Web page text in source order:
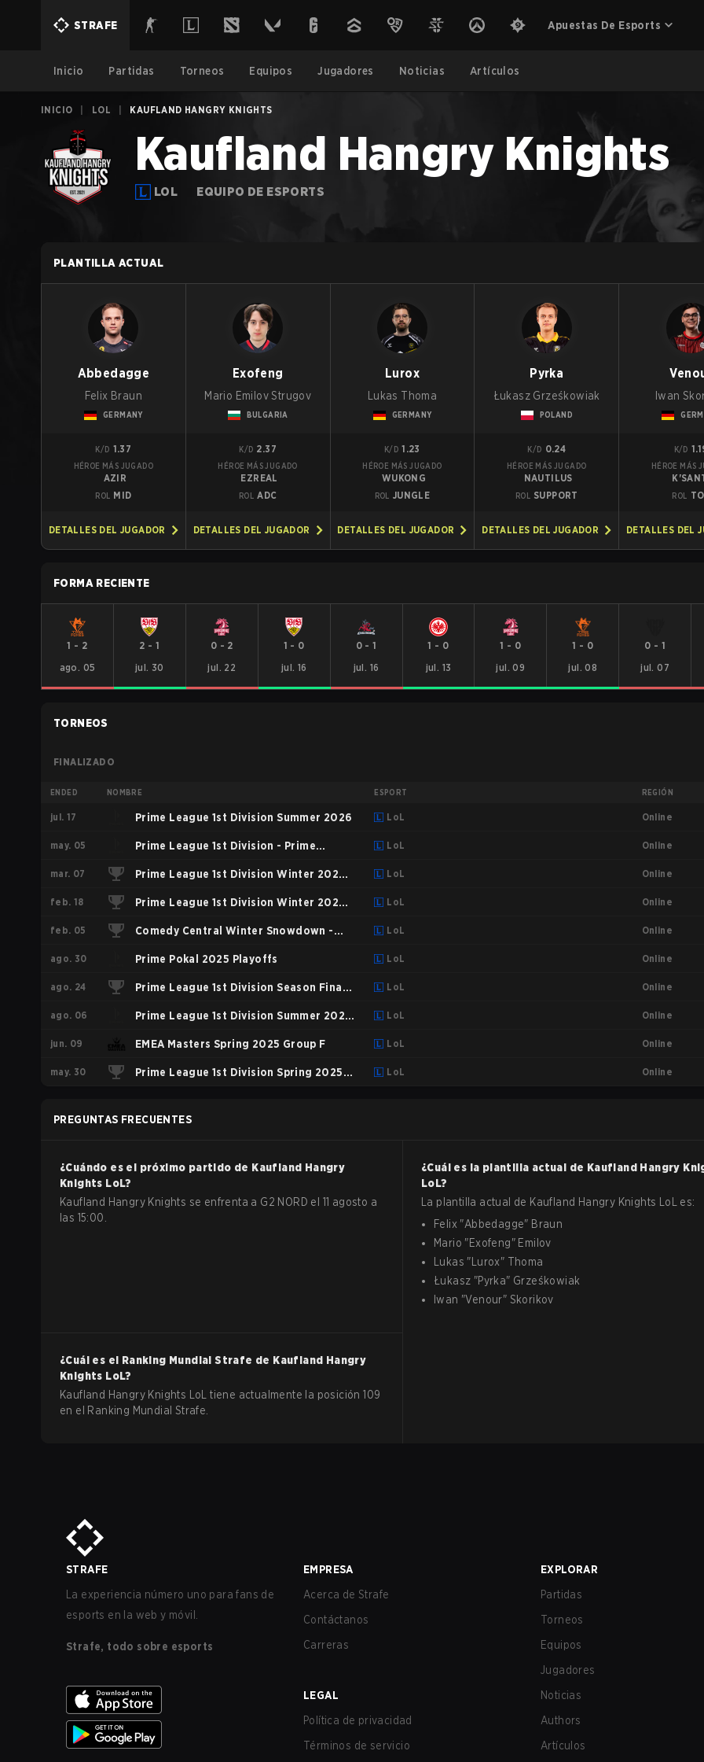
STRAFE Apuestas De Esports
Inicio Partidas Torneos Equipos Jugadores Noticias Artículos
INICIO LOL KAUFLAND HANGRY KNIGHTS
Kaufland Hangry Knights
LOL EQUIPO DE ESPORTS
PLANTILLA ACTUAL
Abbedagge
Felix Braun
GERMANY
K/D 1.37
HÉROE MÁS JUGADO
AZIR
ROL MID
DETALLES DEL JUGADOR
Exofeng
Mario Emilov Strugov
BULGARIA
K/D 2.37
HÉROE MÁS JUGADO
EZREAL
ROL ADC
DETALLES DEL JUGADOR
Lurox
Lukas Thoma
GERMANY
K/D 1.23
HÉROE MÁS JUGADO
WUKONG
ROL JUNGLE
DETALLES DEL JUGADOR
Pyrka
Łukasz Grześkowiak
POLAND
K/D 0.24
HÉROE MÁS JUGADO
NAUTILUS
ROL SUPPORT
DETALLES DEL JUGADOR
Iwan
K/D
HÉROE MÁS
ROL
DETALLES DEL
FORMA RECIENTE
1 - 2
ago. 05
2 - 1
jul. 30
0 - 2
jul. 22
1 - 0
jul. 16
0-1
jul. 16
1 - 0
jul. 13
1 - 0
jul. 09
1 - 0
jul. 08
0 - 1
jul. 07
TORNEOS
FINALIZADO
ENDED NOMBRE ESPORT REGIÓN
jul. 17 Prime League 1st Division Summer 2026 LoL Online
may. 05 Prime League 1st Division - Prime
League 1st Division Spring 2026
LoL Online
mar. 07 Prime League 1st Division Winter 2026
Playoffs
LoL Online
feb. 18 Prime League 1st Division Winter 2026
Group A
LoL Online
feb. 05 Comedy Central Winter Snowdown -
Comedy Central Winter Snowdown
2026
LoL Online
ago. 30 Prime Pokal 2025 Playoffs LoL Online
ago. 24 Prime League 1st Division Season Finals
2025 Playoffs
LoL Online
ago. 06 Prime League 1st Division Summer 2025
Regular Season
LoL Online
jun. 09 EMEA Masters Spring 2025 Group F LoL Online
may. 30 Prime League 1st Division Spring 2025 LoL Online
PREGUNTAS FRECUENTES
¿Cuándo es el próximo partido de Kaufland Hangry
Knights LoL?
Kaufland Hangry Knights se enfrenta a G2 NORD el 11 agosto a
las 15:00.
¿Cuál es la plantilla actual de Kaufland Hangry
LoL?
La plantilla actual de Kaufland Hangry Knights LoL
es:
Felix "Abbedagge" Braun
Mario "Exofeng" Emilov
Lukas " Lurox" Thoma
Łukasz "Pyrka" Grześkowiak
Iwan "Venour" Skorikov
¿Cuál es el Ranking Mundial Strafe de Kaufland Hangry
Knights LoL?
Kaufland Hangry Knights LoL tiene actualmente la posición 109
en el Ranking Mundial Strafe.
STRAFE
La experiencia número uno para fans de
esports en la web y móvil.
Strafe, todo sobre esports
EMPRESA
Acerca de Strafe
Contáctanos
Carreras
LEGAL
Política de privacidad
Términos de servicio
EXPLORAR
Partidas
Torneos
Equipos
Jugadores
Noticias
Authors
Artículos